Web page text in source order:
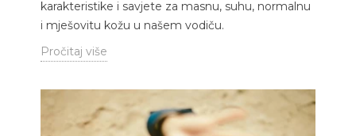
karakteristike i savjete za masnu, suhu, normalnu
i mješovitu kožu u našem vodiču.
Pročitaj više